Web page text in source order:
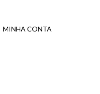
MINHA CONTA